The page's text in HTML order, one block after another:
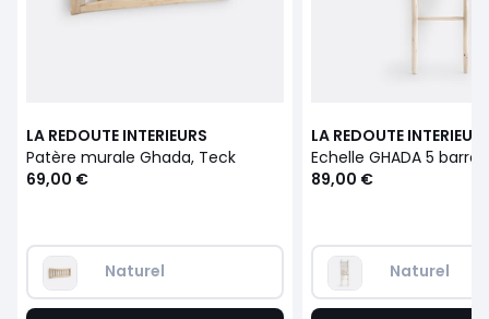
LA REDOUTE INTERIEURS
Patère murale Ghada, Teck
69,00 €
Naturel
LA REDOUTE
89,00 €
Naturel